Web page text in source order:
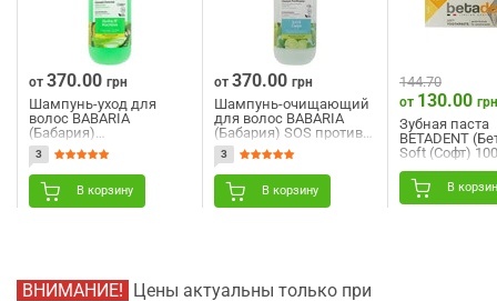
от 370.00 грн
Шампунь-уход для
волос BABARIA
(Бабария)
увлажняющий и
питательный 500 мл
3
В корзину
от 370.00 грн
Шампунь-очищающий
для волос BABARIA
(Бабария) SOS против
перхоти 500 мл
3
В корзину
144.70
от 130.00 грн
Зубная паста
BETADENT
Soft (Софт)
В
ВНИМАНИЕ! Цены актуальны только при